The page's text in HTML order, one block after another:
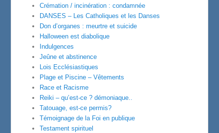
Crémation / incinération : condamnée
DANSES – Les Catholiques et les Danses
Don d’organes : meurtre et suicide
Halloween est diabolique
Indulgences
Jeûne et abstinence
Lois Ecclésiastiques
Plage et Piscine – Vêtements
Race et Racisme
Reiki – qu’est-ce ? démoniaque..
Tatouage, est-ce permis?
Témoignage de la Foi en publique
Testament spirituel